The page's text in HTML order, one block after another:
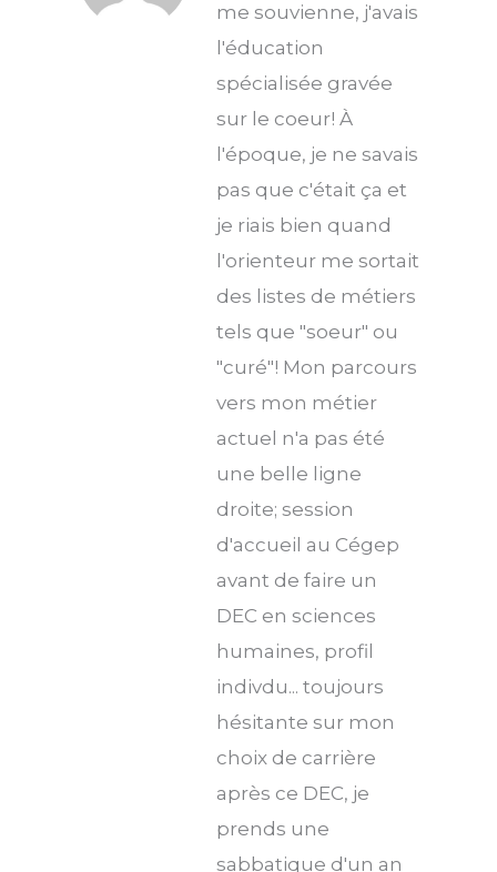
me souvienne, j'avais
l'éducation
spécialisée gravée
sur le coeur! À
l'époque, je ne savais
pas que c'était ça et
je riais bien quand
l'orienteur me sortait
des listes de métiers
tels que "soeur" ou
"curé"! Mon parcours
vers mon métier
actuel n'a pas été
une belle ligne
droite; session
d'accueil au Cégep
avant de faire un
DEC en sciences
humaines, profil
indivdu... toujours
hésitante sur mon
choix de carrière
après ce DEC, je
prends une
sabbatique d'un an